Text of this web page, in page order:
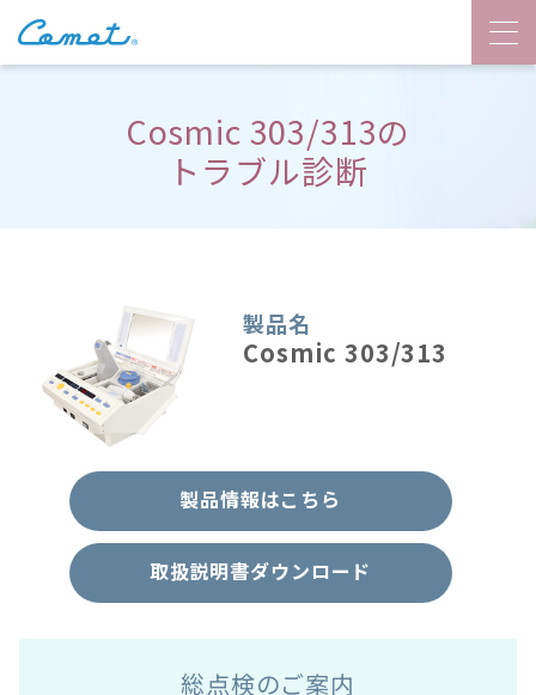
Cosmic 303/313の
トラブル診断
製品名
Cosmic 303/313
製品情報はこちら
取扱説明書ダウンロード
総点検のご案内